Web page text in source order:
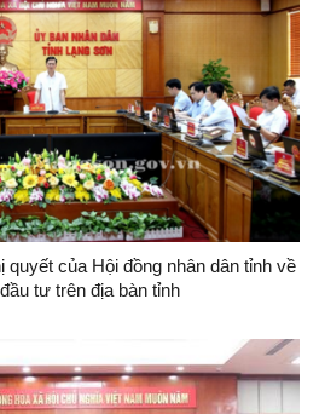
của Hội đồng nhân dân tỉnh về
tư trên địa bàn tỉnh